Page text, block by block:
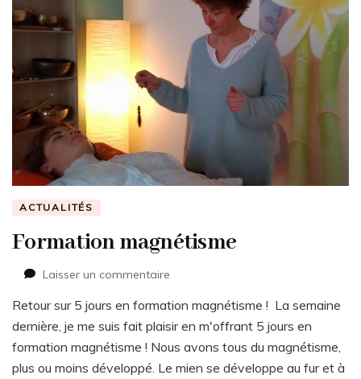
ACTUALITÉS
Formation magnétisme
Laisser un commentaire
magnétisme
Retour sur 5 jours en formation magnétisme ! La semaine
dernière, je me suis fait plaisir en m'offrant 5 jours en
formation magnétisme ! Nous avons tous du magnétisme,
plus ou moins développé. Le mien se développe au fur et à